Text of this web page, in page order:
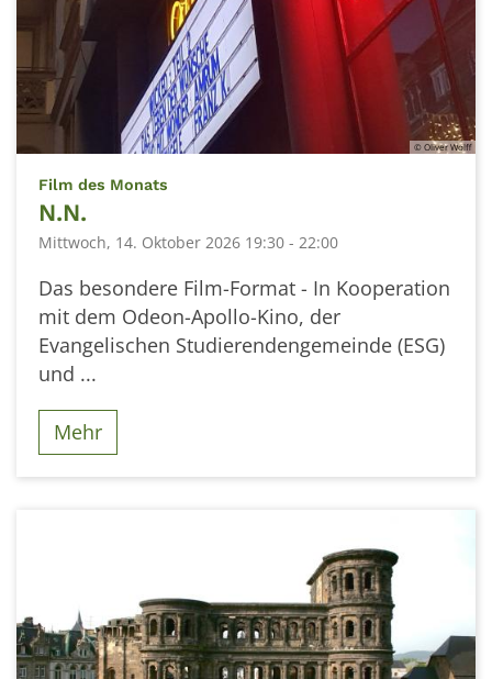
© Oliver Wolff
Film des Monats
N.N.
Mittwoch, 14. Oktober 2026 19:30 - 22:00
Das besondere Film-Format - In Kooperation
mit dem Odeon-Apollo-Kino, der
Evangelischen Studierendengemeinde (ESG)
und ...
Mehr